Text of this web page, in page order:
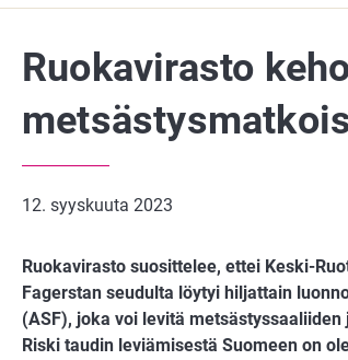
Ruokavirasto
12. syyskuuta 2023
Ruokavirasto suosittelee, ettei Keski-
Fagerstan seudulta löytyi hiljattain
(ASF), joka voi levitä
Riski taudin leviämisestä Suomeen on